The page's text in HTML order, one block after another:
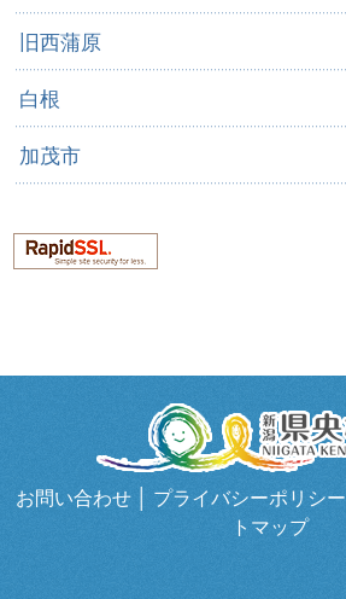
旧西蒲原
白根
加茂市
お問い合わせ プライバシーポリシー
トマップ